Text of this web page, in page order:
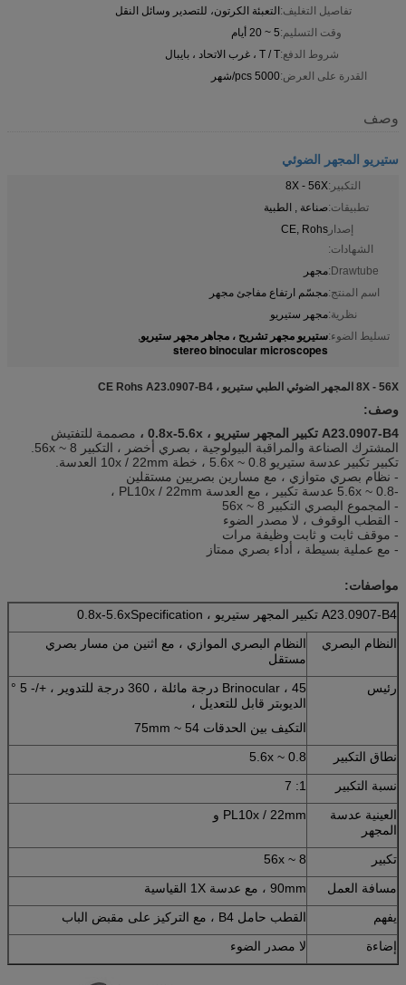
تفاصيل التغليف:التعبئة الكرتون، للتصدير وسائل النقل
وقت التسليم:5 ~ 20 أيام
شروط الدفع:T / T ، غرب الاتحاد ، بايبال
القدرة على العرض:5000 pcs/شهر
وصف
ستيريو المجهر الضوئي
التكبير:8X - 56X
تطبيقات:صناعة , الطبية
إصدار
الشهادات:
CE, Rohs
Drawtube: مجهر
اسم المنتج:مجسّم ارتفاع مفاجئ مجهر
نظرية:مجهر ستيريو
تسليط الضوء:ستيريو مجهر تشريح ، مجاهر مجهر ستيريو,
stereo binocular microscopes
8X - 56X المجهر الضوئي الطبي ستيريو ، CE Rohs A23.0907-B4
وصف:
A23.0907-B4 تكبير المجهر ستيريو ، 0.8x-5.6x ،
مصممة للتفتيش
المشترك الصناعة والمراقبة البيولوجية ، بصري أخضر ، التكبير 8 ~ 56x.
تكبير تكبير عدسة ستيريو 0.8 ~ 5.6x ، خطة 10x / 22mm العدسة.
- نظام بصري متوازي ، مع مسارين بصريين مستقلين
-0.8 ~ 5.6x عدسة تكبير ، مع العدسة PL10x / 22mm ،
- المجموع البصري التكبير 8 ~ 56x
- القطب الوقوف ، لا مصدر الضوء
- موقف ثابت و ثابت وظيفة مرات
- مع عملية بسيطة ، أداء بصري ممتاز
مواصفات:
A23.0907-B4 تكبير المجهر ستيريو ، 0.8x-5.6xSpecification
النظام البصري
النظام البصري الموازي ، مع اثنين من مسار بصري
مستقل
رئيس
Brinocular ، 45 درجة مائلة ، 360 درجة للتدوير ، +/- 5 °
الديوبتر قابل للتعديل ،
التكيف بين الحدقات 54 ~ 75mm
نطاق التكبير
0.8 ~ 5.6x
نسبة التكبير
1: 7
العينية عدسة
المجهر
PL10x / 22mm و
تكبير
8 ~ 56x
مسافة العمل
90mm ، مع عدسة 1X القياسية
يفهم
القطب حامل B4 ، مع التركيز على مقبض الباب
إضاءة
لا مصدر الضوء